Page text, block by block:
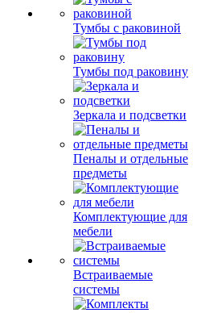
Тумбы с раковиной
Тумбы под раковину
Зеркала и подсветки
Пеналы и отдельные
предметы
Комплектующие для
мебели
Встраиваемые
системы